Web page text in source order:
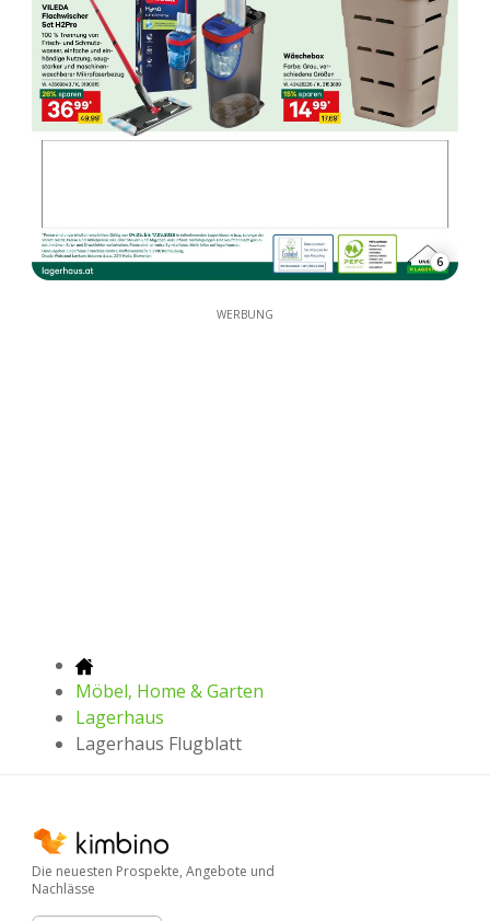
6
WERBUNG
Möbel, Home & Garten
Lagerhaus
Lagerhaus Flugblatt
Die neuesten Prospekte, Angebote und
Nachlässe